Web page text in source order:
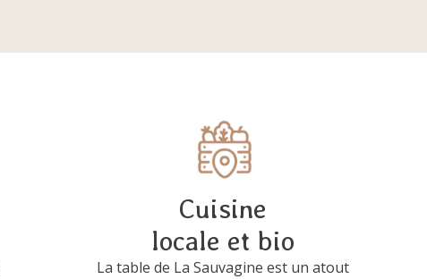
Cuisine
locale et bio
La table de La Sauvagine est un atout